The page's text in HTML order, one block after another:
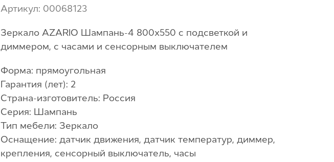
Артикул: 00068123
Зеркало AZARIO Шампань-4 800х550 c подсветкой и
диммером, с часами и сенсорным выключателем
Форма: прямоугольная
Гарантия (лет): 2
Страна-изготовитель: Россия
Серия: Шампань
Тип мебели: Зеркало
Оснащение: датчик движения, датчик температур, диммер,
крепления, сенсорный выключатель, часы